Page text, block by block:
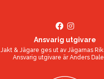
Ansvarig utgivare
Jakt & Jägare ges ut av Jägarnas
Ansvarig utgivare ärAnders